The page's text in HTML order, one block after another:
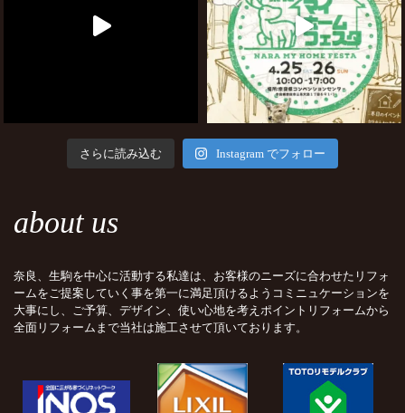
さらに読み込む Instagram でフォロー
about us
奈良、生駒を中心に活動する私達は、お客様のニーズに合わせたリフォ
ームをご提案していく事を第一に満足頂けるようコミニュケーションを
大事にし、ご予算、デザイン、使い心地を考えポイントリフォームから
全面リフォームまで当社は施工させて頂いております。